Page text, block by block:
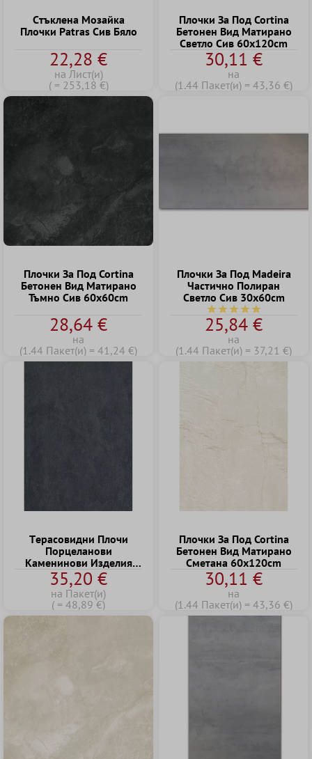
Cтъклена Mозайка
Плочки Patras Сив Бяло
22,28 €
на Лист(и)
( = 253,18 €)
Плочки За Под Cortina
Бетонен Вид Матирано
Cветло Cив 60x120cm
30,11 €
на
(1.44 Пакет(и) = 43,36 €)
Плочки За Под Cortina
Бетонен Вид Матирано
Тъмно Сив 60x60cm
28,64 €
на
(1.44 Пакет(и) = 41,24 €)
Плочки За Под Madeira
Частично Полиран
Cветло Cив 30x60cm
Средна оценка за 5
25,84 €
на
(1.44 Пакет(и) = 37,21 €)
Tерасовидни Плочи
Порцеланови
Kаменинови Изделия
Petersburg Антрацит
60x120x2 cm
35,20 €
на Пакет(и)
( = 48,89 €)
Плочки За Под Cortina
Бетонен Вид Матирано
Cметана 60x120cm
30,11 €
на
(1.44 Пакет(и) = 43,36 €)